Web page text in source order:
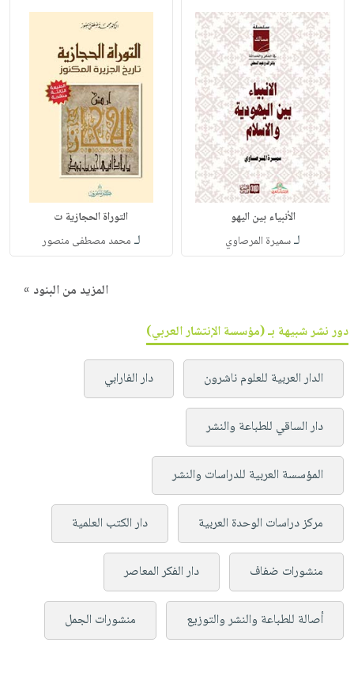
الأنبياء بين اليهو
لـسميرة المرصاوي
التوراة الحجازية ت
لـ محمد مصطفى منصور
المزيد من البنود »
دور نشر شبيهة بـ (مؤسسة الإنتشار العربي)
الدار العربية للعلوم ناشرون دار الفارابي
دار الساقي للطباعة والنشر
المؤسسة العربية للدراسات والنشر
مركز دراسات الوحدة العربية دار الكتب العلمية
منشورات ضفاف دار الفكر المعاصر
أصالة للطباعة والنشر والتوزيع منشورات الجمل